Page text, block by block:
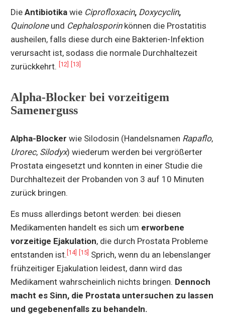
Die Antibiotika wie Ciprofloxacin, Doxycyclin,
Quinolone und Cephalosporinkönnen die Prostatitis
ausheilen, falls diese durch eine Bakterien-Infektion
verursacht ist, sodass die normale Durchhaltezeit
zurückkehrt. [12] [13]
Alpha-Blocker bei vorzeitigem
Samenerguss
Alpha-Blocker wie Silodosin (Handelsnamen Rapaflo,
Urorec, Silodyx) wiederum werden bei vergrößerter
Prostata eingesetzt und konnten in einer Studie die
Durchhaltezeit der Probanden von 3 auf 10 Minuten
zurück bringen.
Es muss allerdings betont werden: bei diesen
Medikamenten handelt es sich um erworbene
vorzeitige Ejakulation, die durch Prostata Probleme
entstanden ist. [14] [15] Sprich, wenn du an lebenslanger
frühzeitiger Ejakulation leidest, dann wird das
Medikament wahrscheinlich nichts bringen. Dennoch
macht es Sinn, die Prostata untersuchen zu lassen
und gegebenenfalls zu behandeln.